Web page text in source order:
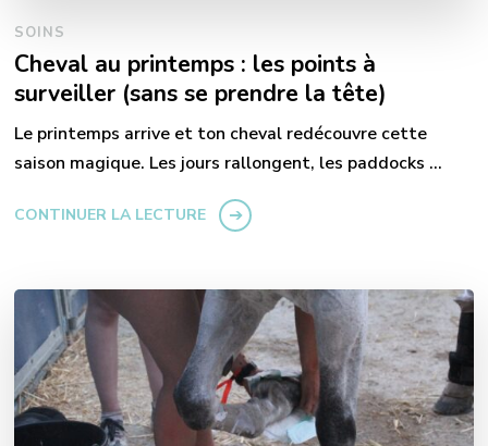
SOINS
Cheval au printemps : les points à
surveiller (sans se prendre la tête)
Le printemps arrive et ton cheval redécouvre cette
saison magique. Les jours rallongent, les paddocks …
CONTINUER LA LECTURE